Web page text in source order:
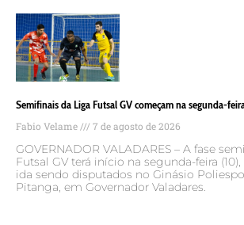
Semifinais da Liga Futsal GV começam na segunda-
Fabio Velame 7 de agosto de 2026
GOVERNADOR VALADARES – A fase
Futsal GV terá início na segunda-feira
ida sendo disputados no Ginásio
Pitanga, em Governador Valadares.